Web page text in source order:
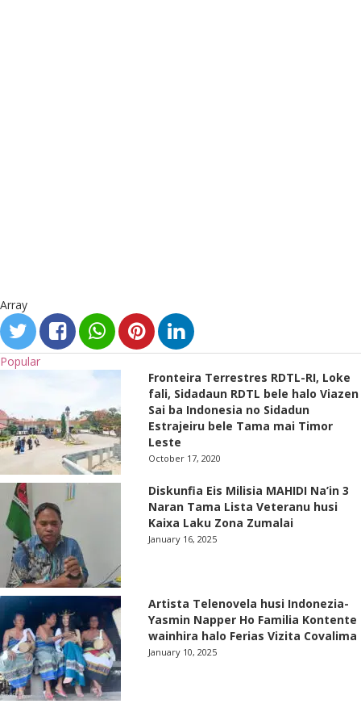
Array
Popular
Fronteira Terrestres RDTL-RI, Loke
fali, Sidadaun RDTL bele halo Viazen
Sai ba Indonesia no Sidadun
Estrajeiru bele Tama mai Timor
Leste
October 17, 2020
Diskunfia Eis Milisia MAHIDI Na’in 3
Naran Tama Lista Veteranu husi
Kaixa Laku Zona Zumalai
January 16, 2025
Artista Telenovela husi Indonezia-
Yasmin Napper Ho Familia Kontente
wainhira halo Ferias Vizita Covalima
January 10, 2025